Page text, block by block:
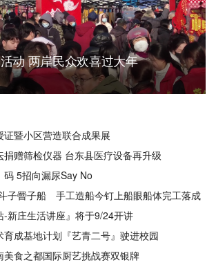
动 两岸民众欢喜过大年
证暨小区营造联合成果展
捐赠筛检仪器 台东县医疗设备再升级
5招向漏尿Say No
子罾子船 手工造船今钉上船眼船体完工落成
-新庄生活讲座』将于9/24开讲
育成基地计划『艺青二号』驶进校园
美食之都国际厨艺挑战赛双银牌